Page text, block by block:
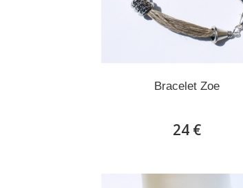
Bracelet Zoe
24 €